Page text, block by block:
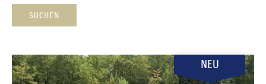
SUCHEN
NEU